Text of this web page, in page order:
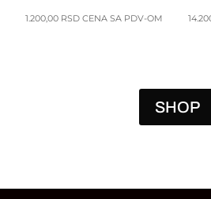
1.200,00 RSD CENA SA PDV-OM
SHOP